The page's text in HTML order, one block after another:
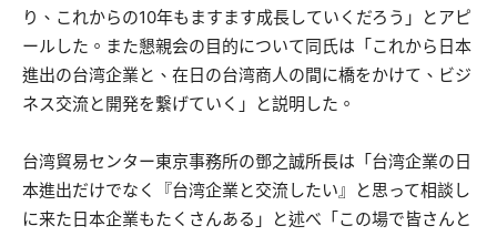
り、これからの10年もますます成長していくだろう」とアピ
ールした。また懇親会の目的について同氏は「これから日本
進出の台湾企業と、在日の台湾商人の間に橋をかけて、ビジ
ネス交流と開発を繋げていく」と説明した。
台湾貿易センター東京事務所の鄧之誠所長は「台湾企業の日
本進出だけでなく『台湾企業と交流したい』と思って相談し
に来た日本企業もたくさんある」と述べ「この場で皆さんと